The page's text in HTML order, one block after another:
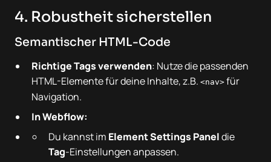
4. Robustheit sicherstellen
Semantischer HTML-Code
Richtige Tags verwenden: Nutze die passenden
HTML-Elemente für deine Inhalte, z.B. <nav> für
Navigation.
In Webflow:
Du kannst im Element Settings Paneldie
Tag-Einstellungen anpassen.